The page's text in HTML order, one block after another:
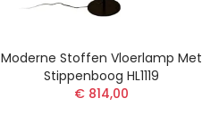
Moderne Stoffen Vloerlamp Met
Stippenboog HL1119
€ 814,00